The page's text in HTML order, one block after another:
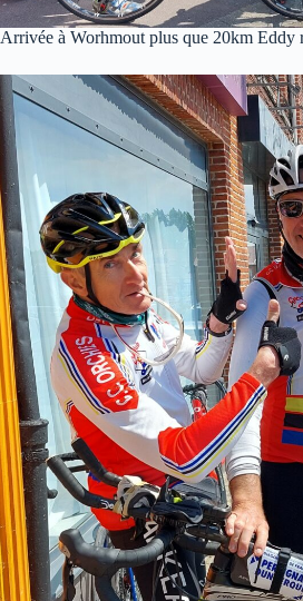
Arrivée à Worhmout plus que 20km Eddy